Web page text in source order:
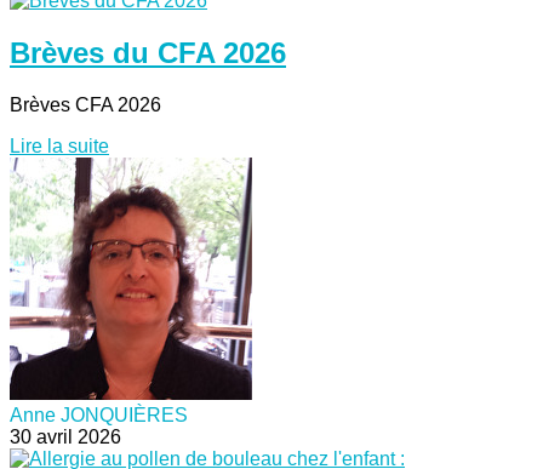
Brèves du CFA 2026
Brèves CFA 2026
Lire la suite
Anne JONQUIÈRES
30 avril 2026